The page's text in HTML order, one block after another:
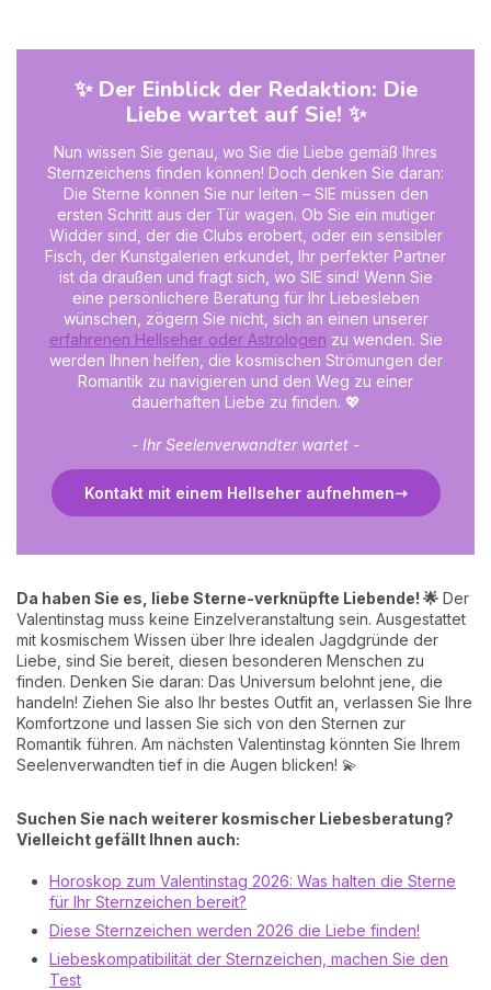
✨ Der Einblick der Redaktion: Die
Liebe wartet auf Sie! ✨
Nun wissen Sie genau, wo Sie die Liebe gemäß Ihres
Sternzeichens finden können! Doch denken Sie daran:
Die Sterne können Sie nur leiten – SIE müssen den
ersten Schritt aus der Tür wagen. Ob Sie ein mutiger
Widder sind, der die Clubs erobert, oder ein sensibler
Fisch, der Kunstgalerien erkundet, Ihr perfekter Partner
ist da draußen und fragt sich, wo SIE sind! Wenn Sie
eine persönlichere Beratung für Ihr Liebesleben
wünschen, zögern Sie nicht, sich an einen unserer
erfahrenen Hellseher oder Astrologen zu wenden. Sie
werden Ihnen helfen, die kosmischen Strömungen der
Romantik zu navigieren und den Weg zu einer
dauerhaften Liebe zu finden. 💖
- Ihr Seelenverwandter wartet -
Kontakt mit einem Hellseher aufnehmen
Da haben Sie es, liebe Sterne-verknüpfte Liebende! 🌟 Der
Valentinstag muss keine Einzelveranstaltung sein. Ausgestattet
mit kosmischem Wissen über Ihre idealen Jagdgründe der
Liebe, sind Sie bereit, diesen besonderen Menschen zu
finden. Denken Sie daran: Das Universum belohnt jene, die
handeln! Ziehen Sie also Ihr bestes Outfit an, verlassen Sie Ihre
Komfortzone und lassen Sie sich von den Sternen zur
Romantik führen. Am nächsten Valentinstag könnten Sie Ihrem
Seelenverwandten tief in die Augen blicken! 💫
Suchen Sie nach weiterer kosmischer Liebesberatung?
Vielleicht gefällt Ihnen auch:
Horoskop zum Valentinstag 2026: Was halten die Sterne
für Ihr Sternzeichen bereit?
Diese Sternzeichen werden 2026 die Liebe finden!
Liebeskompatibilität der Sternzeichen, machen Sie den
Test